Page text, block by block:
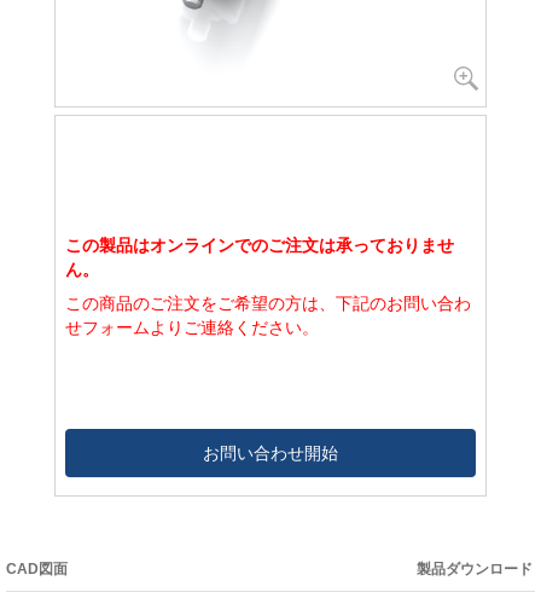
この製品はオンラインでのご注文は承っておりませ
ん。
この商品のご注文をご希望の方は、下記のお問い合わ
せフォームよりご連絡ください。
お問い合わせ開始
CAD図面 製品ダウンロード